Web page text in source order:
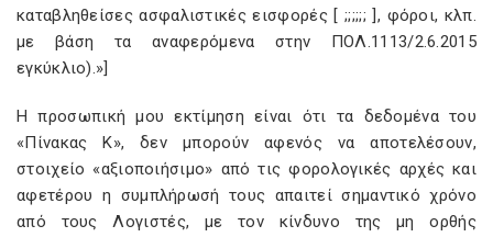
καταβληθείσες ασφαλιστικές εισφορές [ ;;;;;; ], φόροι, κλπ.
με βάση τα αναφερόμενα στην ΠΟΛ.1113/2.6.2015
εγκύκλιο).»]
Η προσωπική μου εκτίμηση είναι ότι τα δεδομένα του
«Πίνακας Κ», δεν μπορούν αφενός να αποτελέσουν,
στοιχείο «αξιοποιήσιμο» από τις φορολογικές αρχές και
αφετέρου η συμπλήρωσή τους απαιτεί σημαντικό χρόνο
από τους Λογιστές, με τον κίνδυνο της μη ορθής